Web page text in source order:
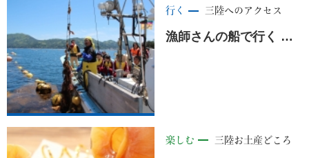
行く 三陸へのアクセス
漁師さんの船で行く 山田湾＆養殖いかだ見学＜山田町＞
楽しむ 三陸お土産どころ